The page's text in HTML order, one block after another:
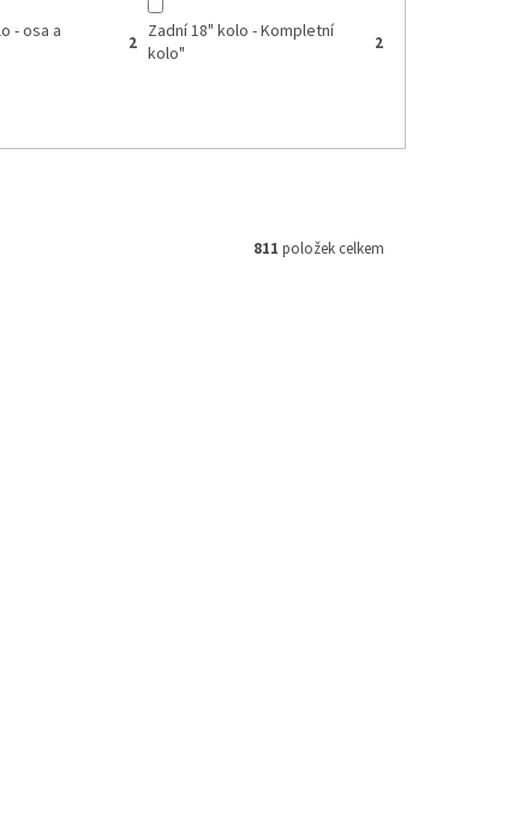
- osa a
2 Zadní 18" kolo - Kompletní
kolo"
2
811 položek celkem